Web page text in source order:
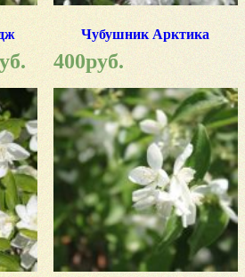
Чубушник Арктика
400руб.